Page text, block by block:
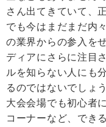
さん出てきていて、
でも今はまだまだ内
の業界からの参入を
ディアにさらに注目
ルを知らない人にも
るのではないでしょう
大会会場でも初心者
コーナーなど、でき